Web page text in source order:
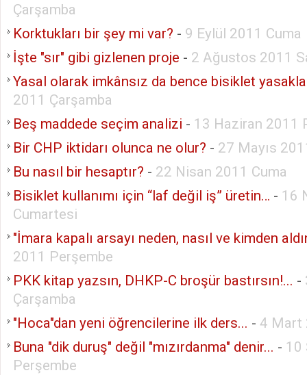
Çarşamba
Korktukları bir şey mi var? - 9 Eylül 2011 Cuma
İşte "sır" gibi gizlenen proje - 2 Ağustos 2011
Yasal olarak imkânsız da bence bisiklet
2011 Çarşamba
Beş maddede seçim analizi - 13 Haziran 2011
Bir CHP iktidarı olunca ne olur? - 27 Mayıs
Bu nasıl bir hesaptır? - 22 Nisan 2011 Cuma
Bisiklet kullanımı için “laf değil iş” üretin… - 16
Cumartesi
"İmara kapalı arsayı neden, nasıl ve kimden
2011 Perşembe
PKK kitap yazsın, DHKP-C broşür bastırsın!... -
Çarşamba
"Hoca"dan yeni öğrencilerine ilk ders... - 4 Mart
Buna "dik duruş" değil "mızırdanma" denir... - 10
Perşembe